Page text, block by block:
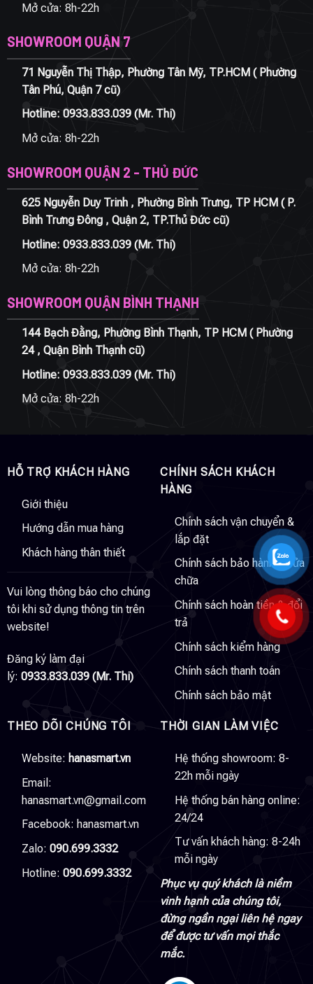
Mở cửa: 8h-22h
SHOWROOM QUẬN 7
71 Nguyễn Thị Thập, Phường Tân Mỹ, TP.HCM ( Phường
Tân Phú, Quận 7 cũ)
Hotline: 0933.833.039(Mr. Thi)
Mở cửa: 8h-22h
SHOWROOM QUẬN 2 - THỦ ĐỨC
625 Nguyễn Duy Trinh , Phường Bình Trưng, TP HCM ( P.
Bình Trưng Đông , Quận 2, TP.Thủ Đức cũ)
Hotline: 0933.833.039(Mr. Thi)
Mở cửa: 8h-22h
SHOWROOM QUẬN BÌNH THẠNH
144 Bạch Đằng, Phường Bình Thạnh, TP HCM ( Phường
24 , Quận Bình Thạnh cũ)
Hotline: 0933.833.039(Mr. Thi)
Mở cửa: 8h-22h
HỖ TRỢ KHÁCH HÀNG
Giới thiệu
Hướng dẫn mua hàng
Khách hàng thân thiết
Vui lòng thông báo cho chúng
tôi khi sử dụng thông tin trên
website!
Đăng ký làm đại
lý: 0933.833.039 (Mr. Thi)
CHÍNH SÁCH KHÁCH
HÀNG
Chính sách vận chuyển &
lắp đặt
Chính sách bảo hành & sửa
chữa
Chính sách hoàn tiền & đổi
trả
Chính sách kiểm hàng
Chính sách thanh toán
Chính sách bảo mật
THEO DÕI CHÚNG TÔI
Website: hanasmart.vn
Email:
hanasmart.vn@gmail.com
Facebook: hanasmart.vn
Zalo: 090.699.3332
Hotline: 090.699.3332
THỜI GIAN LÀM VIỆC
Hệ thống showroom: 8-
22h mỗi ngày
Hệ thống bán hàng online:
24/24
Tư vấn khách hàng: 8-24h
mỗi ngày
Phục vụ quý khách là niềm
vinh hạnh của chúng tôi,
đừng ngần ngại liên hệ ngay
để được tư vấn mọi thắc
mắc.